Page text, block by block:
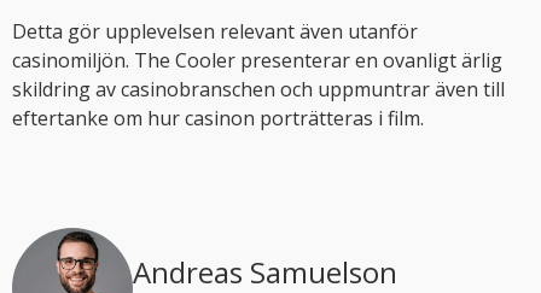
Detta gör upplevelsen relevant även utanför
casinomiljön. The Cooler presenterar en ovanligt ärlig
skildring av casinobranschen och uppmuntrar även till
eftertanke om hur casinon porträtteras i film.
Andreas Samuelson